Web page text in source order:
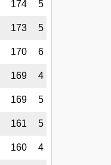
174 5
173 5
170 6
169 4
169 5
161 5
160 4